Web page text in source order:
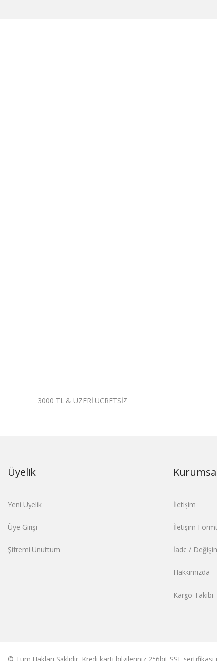
3000 TL & ÜZERİ ÜCRETSİZ
Üyelik
Yeni Üyelik
Üye Girişi
Şifremi Unuttum
İletişim
İletişim
İade /
Hakkımızda
Kargo Takibi
© Tüm Hakları Saklıdır. Kredi kartı bilgileriniz 256bit SSL